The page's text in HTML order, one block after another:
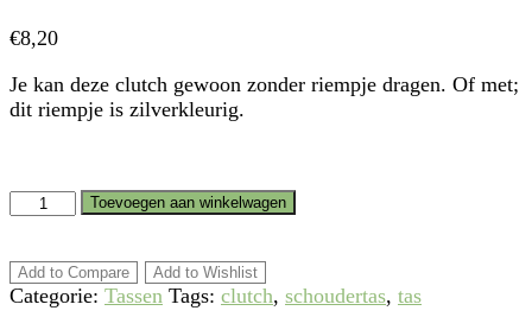
€8,20
Je kan deze clutch gewoon zonder riempje dragen. Of met;
dit riempje is zilverkleurig.
MuntgroeneToevoegen aan winkelwagen
Add to Compare Add to Wishlist
Categorie: Tassen Tags: clutch, schoudertas, tas